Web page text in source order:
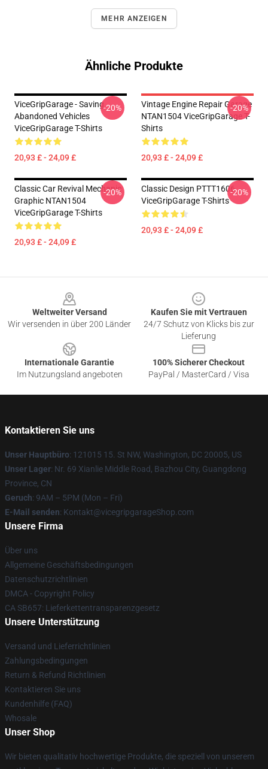
MEHR ANZEIGEN
Ähnliche Produkte
ViceGripGarage - Saving
Abandoned Vehicles
ViceGripGarage T-Shirts
20,93 £ - 24,09 £
-20%
Vintage Engine Repair Garage
NTAN1504 ViceGripGarage T-
Shirts
20,93 £ - 24,09 £
-20%
Classic Car Revival Mechanic
Graphic NTAN1504
ViceGripGarage T-Shirts
20,93 £ - 24,09 £
-20%
Classic Design PTTT1606
ViceGripGarage T-Shirts
20,93 £ - 24,09 £
-20%
Weltweiter Versand
Wir versenden in über 200 Länder
Kaufen Sie mit Vertrauen
24/7 Schutz von Klicks bis zur
Lieferung
Internationale Garantie
Im Nutzungsland angeboten
100% Sicherer Checkout
PayPal / MasterCard / Visa
Kontaktieren Sie uns
Unser Hauptbüro: 121015 15. St NW, Washington, DC 20005, US
Unser Lager: Nr. 69 Xianlie Middle Road, Bazhou City, Guangdong
Province, CN
Geruch: 9AM – 5PM (Mon – Fri)
E-Mail senden: Kontakt@vicegripgarageShop.com
Unsere Firma
Über uns
Allgemeine Geschäftsbedingungen
Datenschutzrichtlinien
DMCA - Copyright Policy
CA SB657: Lieferkettentransparenzgesetz
Unsere Unterstützung
Versand und Lieferrichtlinien
Zahlungsbedingungen
Return & Refund Richtlinien
Kontaktieren Sie uns
Kundenhilfe (FAQ)
Whosale
Unser Shop
Wir bieten qualitativ hochwertige Produkte, die speziell von unserem